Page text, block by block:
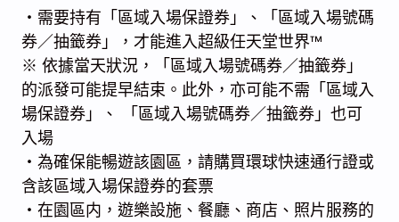
・需要持有「區域入場保證券」、「區域入場號碼
券／抽籤券」，才能進入超級任天堂世界™
※ 依據當天狀況，「區域入場號碼券／抽籤券」
的派發可能提早結束。此外，亦可能不需「區域入
場保證券」、 「區域入場號碼券／抽籤券」也可
入場
・為確保能暢遊該園區，請購買環球快速通行證或
含該區域入場保證券的套票
・在園區内，遊樂設施、餐廳、商店、照片服務的